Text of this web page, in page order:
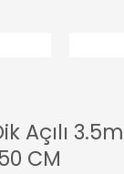
Açılı
CM